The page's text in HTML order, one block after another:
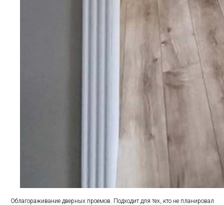
Облагораживание дверных проемов. Подходит для тех, кто не планировал